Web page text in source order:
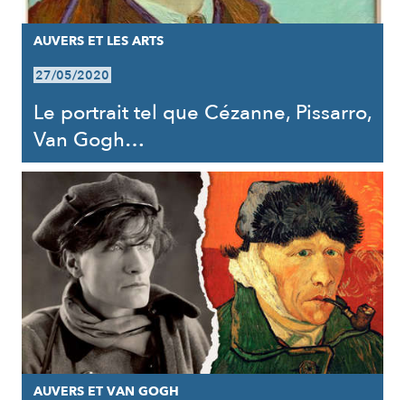
AUVERS ET LES ARTS
27/05/2020
Le portrait tel que Cézanne, Pissarro,
Van Gogh…
AUVERS ET VAN GOGH